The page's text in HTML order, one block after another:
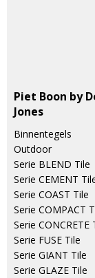
Piet Boon by
Jones
Binnentegels
Outdoor
Serie BLEND Tile
Serie CEMENT
Serie COAST Tile
Serie COMPACT
Serie CONCRETE
Serie FUSE Tile
Serie GIANT Tile
Serie GLAZE Tile